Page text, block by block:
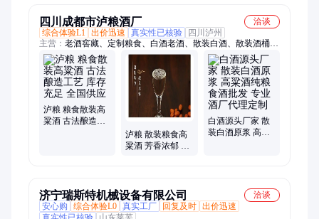
四川成都市泸粮酒厂
洽谈
综合体验L1 出价迅速 真实性已核验
四川泸州
主营： 老酒窖藏、定制粮食、白酒老酒、散装白酒、散装酒桶
装、散装白酒批发、老窖特曲、纯粮白酒、五粮原浆、白酒定
制、原浆酒白酒、老酒原浆酒、散酒原浆酒、散白酒批发、白酒
贴牌、粮食酒、青梅酒
泸粮 粮食散装高
粱酒 古法酿造工
泸粮 散装粮食高
粱酒 芳香浓郁 质
白酒源头厂家 散
装白酒原浆 高粱
济宁瑞斯特机械设备有限公司
洽谈
安心购
综合体验L0 真实工厂 回复及时 出价迅速